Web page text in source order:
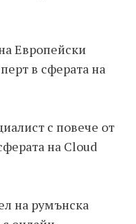
Европейски
в сферата на
с повече от
на Cloud
на румънска